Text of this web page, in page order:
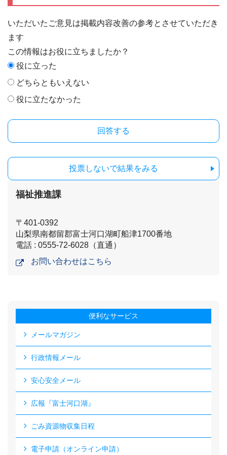
いただいたご意見は掲載内容改善の参考とさせていただき
ます
この情報はお役に立ちましたか？
役に立った
どちらともいえない
役に立たなかった
投票しないで結果をみる
福祉推進課
〒401-0392
山梨県南都留郡富士河口湖町船津1700番地
電話 : 0555-72-6028（直通）
お問い合わせはこちら
便利なサービス
メールマガジン
行政情報メール
安心安全メール
広報『富士河口湖』
ごみ資源物収集日程
電子申請（オンライン申請）